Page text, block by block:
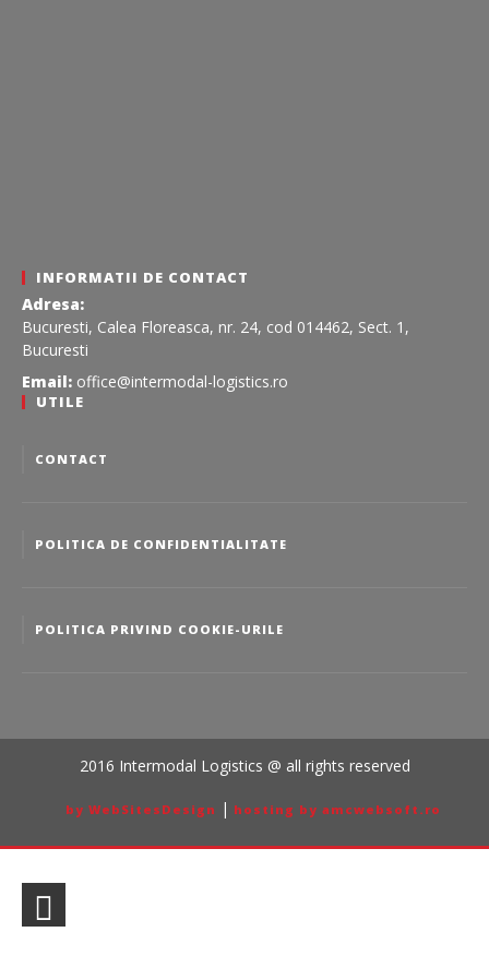
INFORMATII DE CONTACT
Adresa:
Bucuresti, Calea Floreasca, nr. 24, cod 014462, Sect. 1,
Bucuresti
Email: office@intermodal-logistics.ro
UTILE
CONTACT
POLITICA DE CONFIDENTIALITATE
POLITICA PRIVIND COOKIE-URILE
2016 Intermodal Logistics @ all rights reserved
by WebSitesDesign | hosting by amcwebsoft.ro